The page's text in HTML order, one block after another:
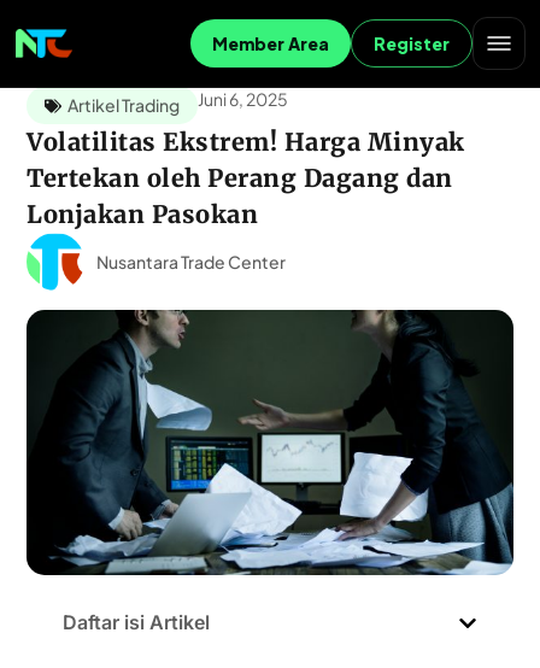
Member Area Register
Artikel Trading Juni 6, 2025
Volatilitas Ekstrem! Harga Minyak
Tertekan oleh Perang Dagang dan
Lonjakan Pasokan
Nusantara Trade Center
Daftar isi Artikel